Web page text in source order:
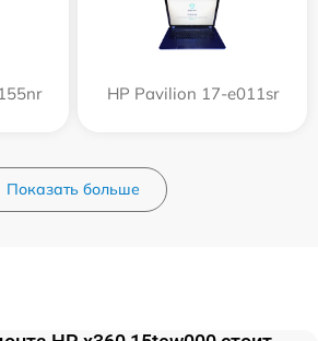
HP Pavilion 17-e011sr
Показать больше